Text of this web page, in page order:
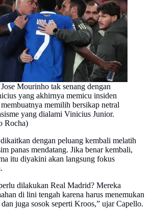
Mourinho tak senang dengan
yang akhirnya memicu insiden
memilih bersikap netral
yang dialami Vinicius Junior.
Rocha)
dengan peluang kembali melatih
panas mendatang. Jika benar kembali,
itu diyakini akan langsung fokus
dilakukan Real Madrid? Mereka
di lini tengah karena harus menemukan
juga sosok seperti Kroos,” ujar Capello.